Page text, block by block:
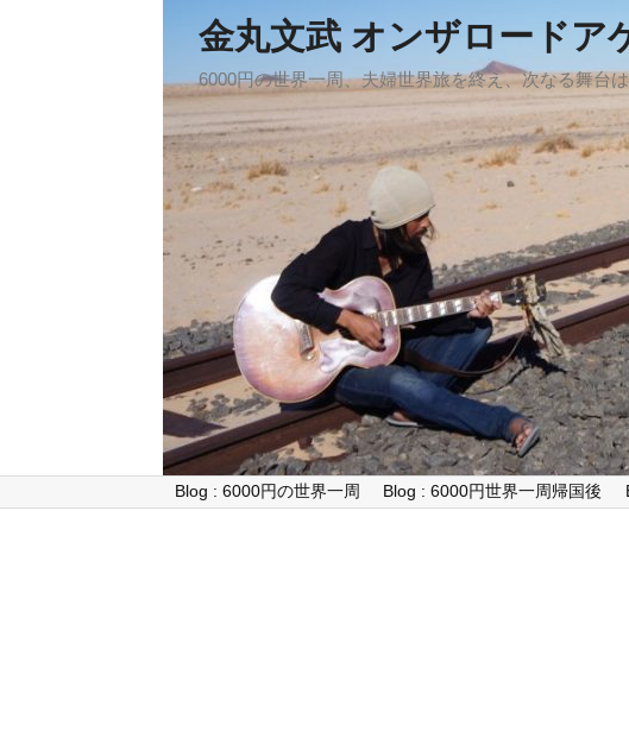
金丸文武 オンザロードア
6000円の世界一周、夫婦世界旅を終え、次なる舞台
Blog : 6000円の世界一周 Blog : 6000円世界一周帰国後